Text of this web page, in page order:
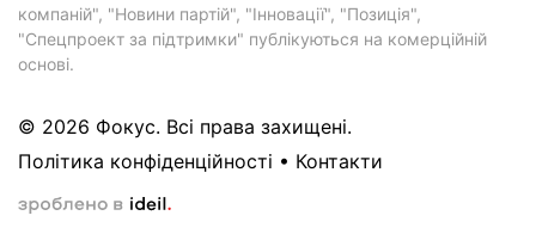
компаній", "Новини партій", "Інновації", "Позиція",
"Спецпроект за підтримки" публікуються на комерційній
основі.
© 2026 Фокус. Всі права захищені.
Політика конфіденційності • Контакти